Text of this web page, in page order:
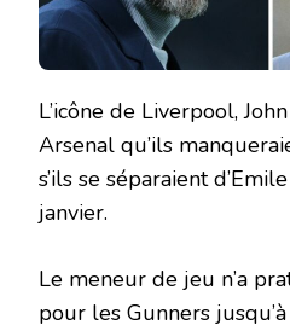
L’icône de Liverpool,
Arsenal qu’ils
s’ils se séparaient
janvier.
Le meneur de jeu n’a
pour les Gunners